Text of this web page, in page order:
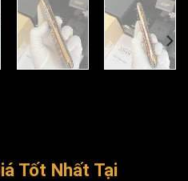
Tốt Nhất Tại